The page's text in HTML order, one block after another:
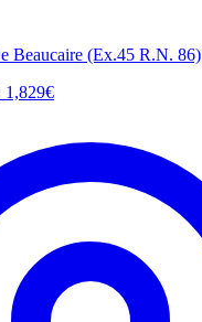
Beaucaire (Ex.45 R.N. 86)
1,829€